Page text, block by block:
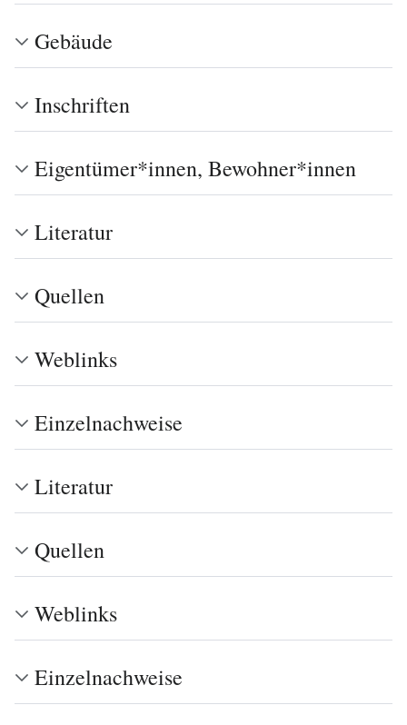
Gebäude
Inschriften
Eigentümer*innen, Bewohner*innen
Literatur
Quellen
Weblinks
Einzelnachweise
Literatur
Quellen
Weblinks
Einzelnachweise